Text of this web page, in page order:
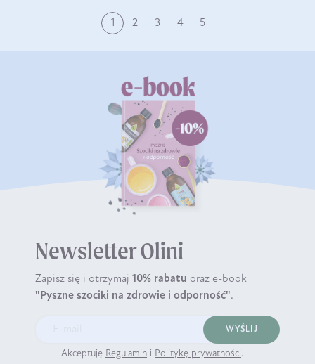
1 2 3 4 5
Newsletter Olini
Zapisz się i otrzymaj 10% rabatu oraz e-book
"Pyszne szociki na zdrowie i odporność".
WYŚLIJ
Akceptuję Regulamin i Politykę prywatności.